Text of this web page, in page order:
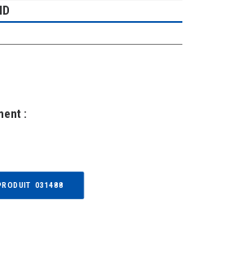
:
031488